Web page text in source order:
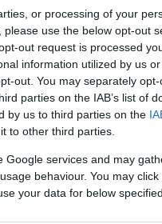
or processing of your
use the below opt-out
out request is processed
information utilized by us
out. You may separately
parties on the IAB’s list of
by us to third parties on the
to other third parties.
services and may
behaviour. You may
your data for below
RTS
vevők lennének